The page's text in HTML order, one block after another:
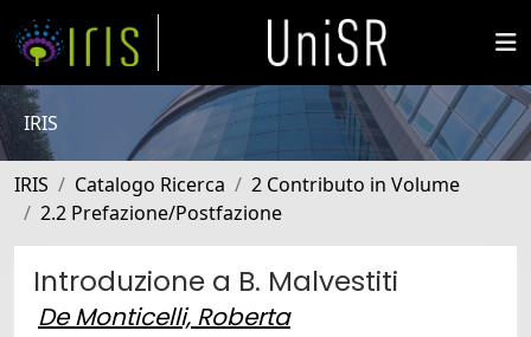
IRIS
IRIS Catalogo Ricerca
2 Contributo in Volume
2.2 Prefazione/Postfazione
Introduzione a B. Malvestiti
De Monticelli, Roberta